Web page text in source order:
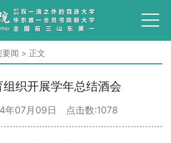
要闻 > 正文
织开展学年总结酒会
年07月09日 点击数:1078